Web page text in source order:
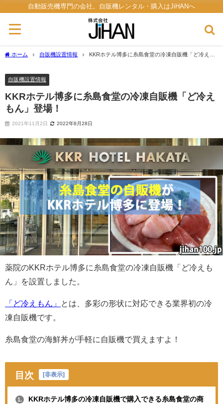
自動販売機専門の会社。自販機レンタル・購入はJiHANへ
ホーム 自販機設置情報
KKRホテル博多に糸島食堂の冷凍自販機「ど冷えも
自販機設置情報
KKRホテル博多に糸島食堂の冷凍自販機「ど冷え
もん」登場！
2021年11月2日 2022年8月28日
薬院のKKRホテル博多に糸島食堂の冷凍自販機「ど冷えも
ん」を設置しました。
「ど冷えもん」
とは、多彩の形状に対応できる業界初の冷
凍自販機です。
糸島食堂の海鮮丼が手軽に自販機で買えますよ！
目次 非表示
1.
KKRホテル博多の冷凍自販機で購入できる糸島食堂の商